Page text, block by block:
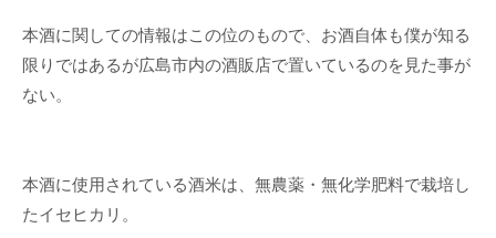
本酒に関しての情報はこの位のもので、お酒自体も僕が知る
限りではあるが広島市内の酒販店で置いているのを見た事が
ない。
本酒に使用されている酒米は、無農薬・無化学肥料で栽培し
たイセヒカリ。